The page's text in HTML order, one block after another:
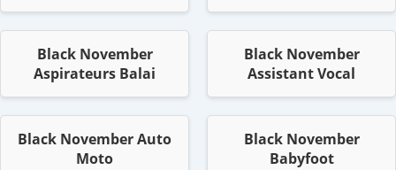
Black November
Aspirateurs Balai
Black November
Assistant Vocal
Black November Auto
Moto
Black November
Babyfoot